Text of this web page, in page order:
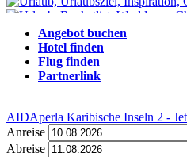
Angebot buchen
Hotel finden
Flug finden
Partnerlink
AIDAperla Karibische Inseln 2 -
Anreise
Abreise